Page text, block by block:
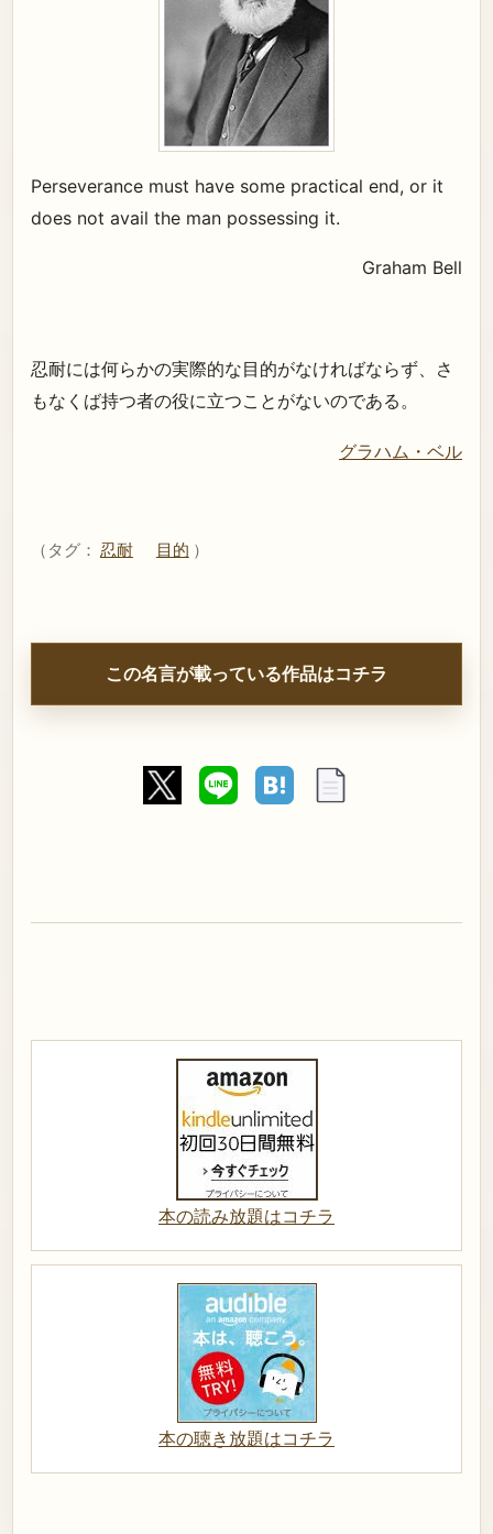
Perseverance must have some practical end, or it
does not avail the man possessing it.
Graham Bell
忍耐には何らかの実際的な目的がなければならず、さ
もなくば持つ者の役に立つことがないのである。
グラハム・ベル
（タグ： 忍耐 目的 ）
この名言が載っている作品はコチラ
本の読み放題はコチラ
本の聴き放題はコチラ